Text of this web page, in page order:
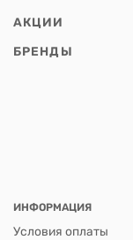
АКЦИИ
БРЕНДЫ
ИНФОРМАЦИЯ
Условия оплаты